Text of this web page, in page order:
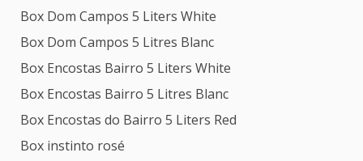
Box Dom Campos 5 Liters White
Box Dom Campos 5 Litres Blanc
Box Encostas Bairro 5 Liters White
Box Encostas Bairro 5 Litres Blanc
Box Encostas do Bairro 5 Liters Red
Box instinto rosé